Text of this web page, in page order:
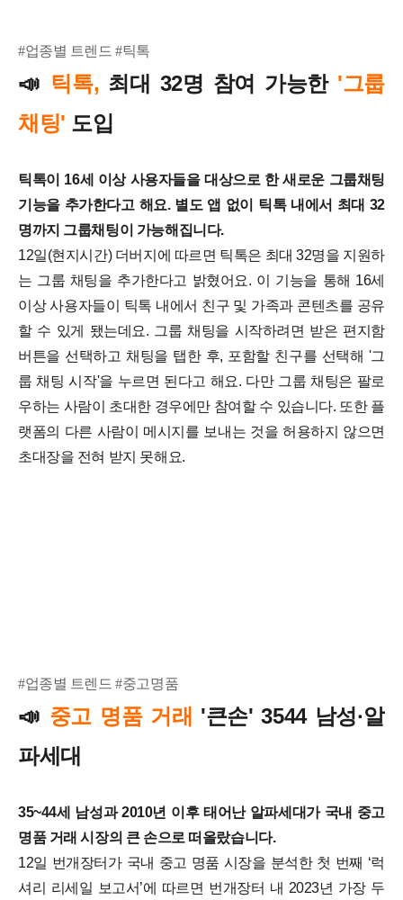
#업종별 트렌드 #틱톡
📣 틱톡, 최대 32명 참여 가능한 '그룹
채팅' 도입
틱톡이 16세 이상 사용자들을 대상으로 한 새로운 그룹채팅
기능을 추가한다고 해요. 별도 앱 없이 틱톡 내에서 최대 32
명까지 그룹채팅이 가능해집니다.
12일(현지시간) 더버지에 따르면 틱톡은 최대 32명을 지원하
는 그룹 채팅을 추가한다고 밝혔어요. 이 기능을 통해 16세
이상 사용자들이 틱톡 내에서 친구 및 가족과 콘텐츠를 공유
할 수 있게 됐는데요. 그룹 채팅을 시작하려면 받은 편지함
버튼을 선택하고 채팅을 탭한 후, 포함할 친구를 선택해 '그
룹 채팅 시작'을 누르면 된다고 해요. 다만 그룹 채팅은 팔로
우하는 사람이 초대한 경우에만 참여할 수 있습니다. 또한 플
랫폼의 다른 사람이 메시지를 보내는 것을 허용하지 않으면
초대장을 전혀 받지 못해요.
#업종별 트렌드 #중고명품
📣 중고 명품 거래 '큰손' 3544 남성·알
파세대
35~44세 남성과 2010년 이후 태어난 알파세대가 국내 중고
명품 거래 시장의 큰 손으로 떠올랐습니다.
12일 번개장터가 국내 중고 명품 시장을 분석한 첫 번째 ‘럭
셔리 리세일 보고서’에 따르면 번개장터 내 2023년 가장 두